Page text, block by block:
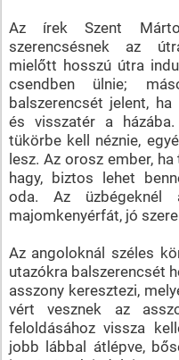
Az írek Szent
szerencsésnek az
mielőtt hosszú útra
csendben ülnie;
balszerencsét jelent,
és visszatér a
tükörbe kell néznie,
lesz. Az orosz ember,
hagy, biztos lehet
oda. Az
majomkenyérfát, jó
Az angoloknál széles
utazókra balszerencsét
asszony keresztezi,
vért vesznek az
feloldásához vissza
jobb lábbal átlépve,